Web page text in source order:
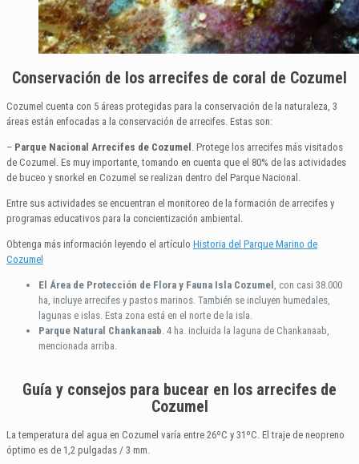
Conservación de los arrecifes de coral de Cozumel
Cozumel cuenta con 5 áreas protegidas para la conservación de la naturaleza, 3
áreas están enfocadas a la conservación de arrecifes. Estas son:
– Parque Nacional Arrecifes de Cozumel
. Protege los arrecifes más visitados
de Cozumel. Es muy importante, tomando en cuenta que el 80% de las actividades
de buceo y snorkel en Cozumel se realizan dentro del Parque Nacional.
Entre sus actividades se encuentran el monitoreo de la formación de arrecifes y
programas educativos para la concientización ambiental.
Obtenga más información leyendo el artículo Historia del Parque Marino de
Cozumel
El Área de Protección de Flora y Fauna Isla Cozumel
, con casi 38.000
ha, incluye arrecifes y pastos marinos. También se incluyen humedales,
lagunas e islas. Esta zona está en el norte de la isla.
Parque Natural Chankanaab . 4 ha. incluida la laguna de Chankanaab,
mencionada arriba.
Guía y consejos para bucear en los arrecifes de
Cozumel
La temperatura del agua en Cozumel varía entre 26ºC y 31ºC. El traje de neopreno
óptimo es de 1,2 pulgadas / 3 mm.